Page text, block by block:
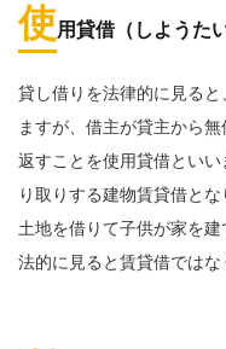
使用貸借（しようた
貸し借りを法律的に見る
ますが、借主が貸主から
返すことを使用貸借とい
り取りする建物賃貸借と
土地を借りて子供が家を建
法的に見ると賃貸借ではな